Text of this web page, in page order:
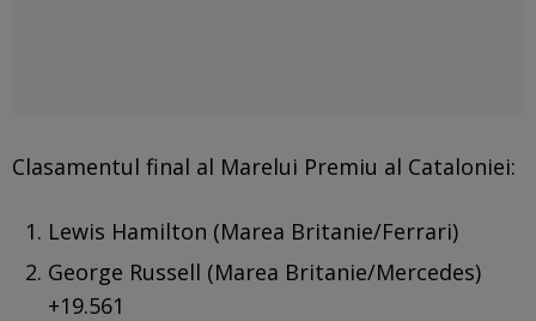
Clasamentul final al Marelui Premiu al Cataloniei:
Lewis Hamilton (Marea Britanie/Ferrari)
George Russell (Marea Britanie/Mercedes)
+19.561